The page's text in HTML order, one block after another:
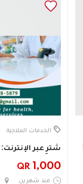
الخدمات العلاجية
شترِ عبر الإنترنت:
QR 1,000
منذ شهرين